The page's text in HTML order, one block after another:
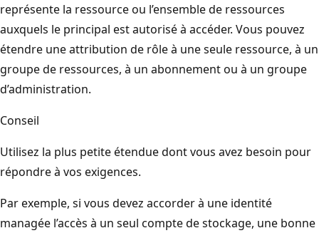
représente la ressource ou l’ensemble de ressources
auxquels le principal est autorisé à accéder. Vous pouvez
étendre une attribution de rôle à une seule ressource, à un
groupe de ressources, à un abonnement ou à un groupe
d’administration.
Conseil
Utilisez la plus petite étendue dont vous avez besoin pour
répondre à vos exigences.
Par exemple, si vous devez accorder à une identité
managée l’accès à un seul compte de stockage, une bonne